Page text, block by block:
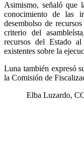
Asimismo, señaló que
conocimiento de las
desembolso de
criterio del
recursos del Estado
existentes sobre la
Luna también expresó
la Comisión de
Elba Luzardo,